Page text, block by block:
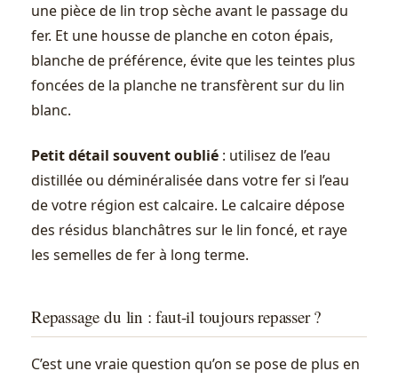
une pièce de lin trop sèche avant le passage du
fer. Et une housse de planche en coton épais,
blanche de préférence, évite que les teintes plus
foncées de la planche ne transfèrent sur du lin
blanc.
Petit détail souvent oublié : utilisez de l’eau
distillée ou déminéralisée dans votre fer si l’eau
de votre région est calcaire. Le calcaire dépose
des résidus blanchâtres sur le lin foncé, et raye
les semelles de fer à long terme.
Repassage du lin : faut-il toujours repasser ?
C’est une vraie question qu’on se pose de plus en